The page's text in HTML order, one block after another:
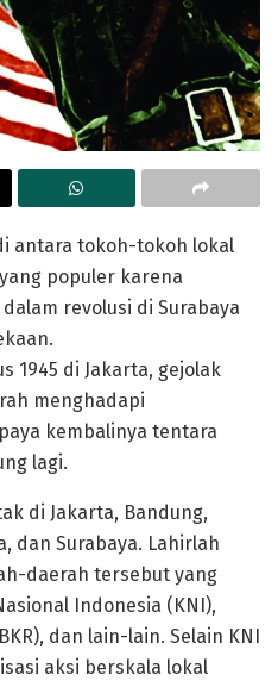
antara tokoh-tokoh lokal
populer karena
revolusi di Surabaya
1945 di Jakarta, gejolak
menghadapi
kembalinya tentara
lagi.
di Jakarta, Bandung,
dan Surabaya. Lahirlah
daerah tersebut yang
Indonesia (KNI),
dan lain-lain. Selain KNI
aksi berskala lokal